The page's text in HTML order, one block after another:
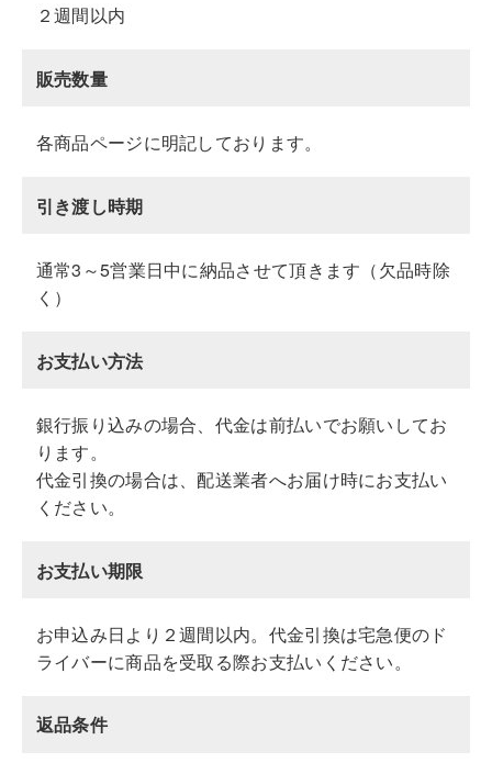
２週間以内
販売数量
各商品ページに明記しております。
引き渡し時期
通常3～5営業日中に納品させて頂きます（欠品時除
く）
お支払い方法
銀行振り込みの場合、代金は前払いでお願いしてお
ります。
代金引換の場合は、配送業者へお届け時にお支払い
ください。
お支払い期限
お申込み日より２週間以内。代金引換は宅急便のド
ライバーに商品を受取る際お支払いください。
返品条件